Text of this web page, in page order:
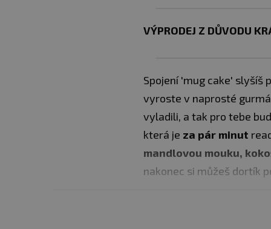
VÝPRODEJ Z DŮVODU
Spojení 'mug cake' slyšíš
vyroste v naprosté
vyladili, a tak pro tebe
která je za pár minut
mandlovou mouku,
nakonec si můžeš dortík